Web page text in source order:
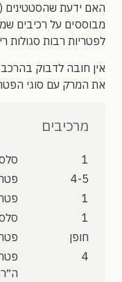
האם ידעת שהסטטינים
מבוססים על רכיבים
לפטריות רבות סגולות
אין חובה לדבוק בהרכב
את המרק עם סוגי
מרכיבים
1
4-5
1
1
חופן
4